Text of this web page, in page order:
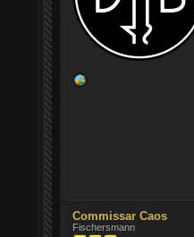
Commissar Caos
Fischersmann